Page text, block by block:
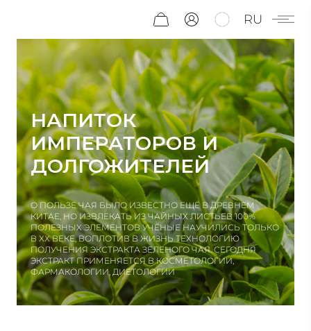
RU
НАПИТОК
ИМПЕРАТОРОВ И
ДОЛГОЖИТЕЛЕЙ
О ПОЛЬЗЕ ЧАЯ БЫЛО ИЗВЕСТНО ЕЩЁ В ДРЕВНЕМ
КИТАЕ, НО ИЗВЛЕКАТЬ ИЗ ЧАЙНЫХ ЛИСТЬЕВ 100%
ПОЛЕЗНЫХ ЭЛЕМЕНТОВ УЧЁНЫЕ НАУЧИЛИСЬ ТОЛЬКО
В XX ВЕКЕ, ВОПЛОТИВ В ЖИЗНЬ ТЕХНОЛОГИЮ
ПОЛУЧЕНИЯ ЭКСТРАКТА ЗЕЛЕНОГО ЧАЯ. СЕГОДНЯ
ЭКСТРАКТ ПРИМЕНЯЕТСЯ В КОСМЕТОЛОГИИ,
ФАРМАКОЛОГИИ, ДИЕТОЛОГИИ